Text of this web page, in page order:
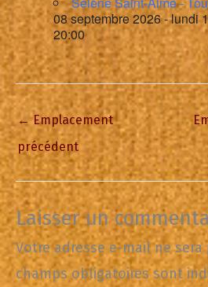
08 septembre 2026 - lundi
20:00
←Emplacement
précédent
Laisser un
Votre adresse e-mail ne
champs obligatoires sont